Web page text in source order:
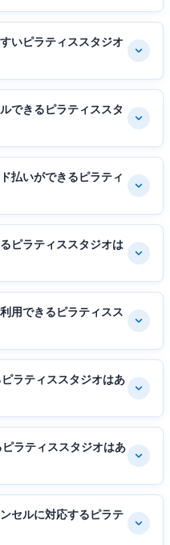
いピラティススタジオ
できるピラティススタ
払いができるピラティ
ピラティススタジオは
用できるピラティスス
ラティススタジオはあ
ラティススタジオはあ
セルに対応するピラテ